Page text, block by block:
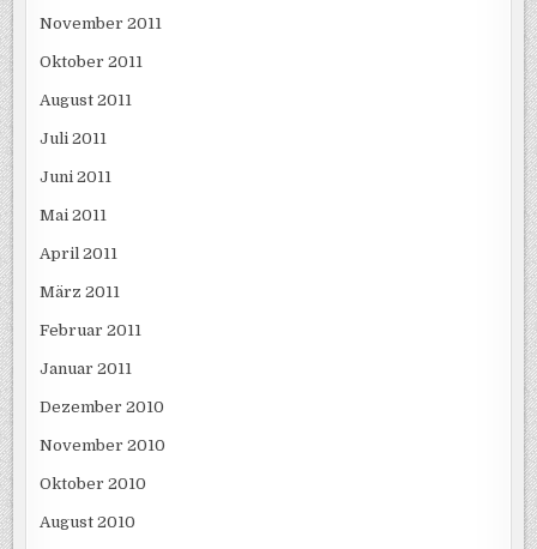
November 2011
Oktober 2011
August 2011
Juli 2011
Juni 2011
Mai 2011
April 2011
März 2011
Februar 2011
Januar 2011
Dezember 2010
November 2010
Oktober 2010
August 2010